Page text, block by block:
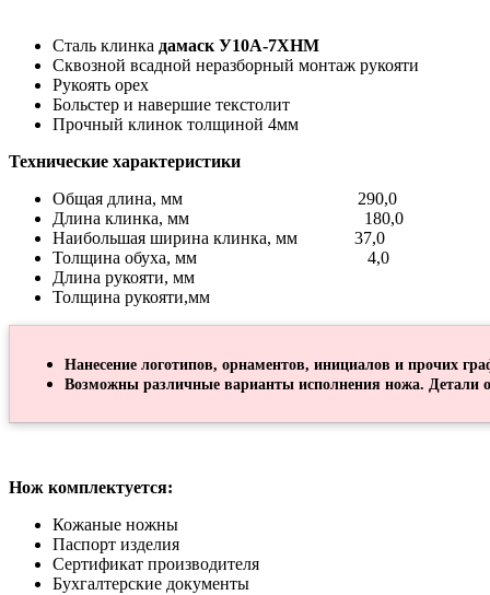
Сталь клинка дамаск У10А-7ХНМ
Сквозной всадной неразборный монтаж рукояти
Рукоять орех
Больстер и навершие текстолит
Прочный клинок толщиной 4мм
Технические характеристики
Общая длина, мм 290,0
Длина клинка, мм 180,0
Наибольшая ширина клинка, мм 37,0
Толщина обуха, мм 4,0
Длина рукояти, мм
Толщина рукояти,мм
Нанесение логотипов, орнаментов, инициалов и прочих
Возможны различные варианты исполнения ножа. Детали
Нож комплектуется:
Кожаные ножны
Паспорт изделия
Сертификат производителя
Бухгалтерские документы